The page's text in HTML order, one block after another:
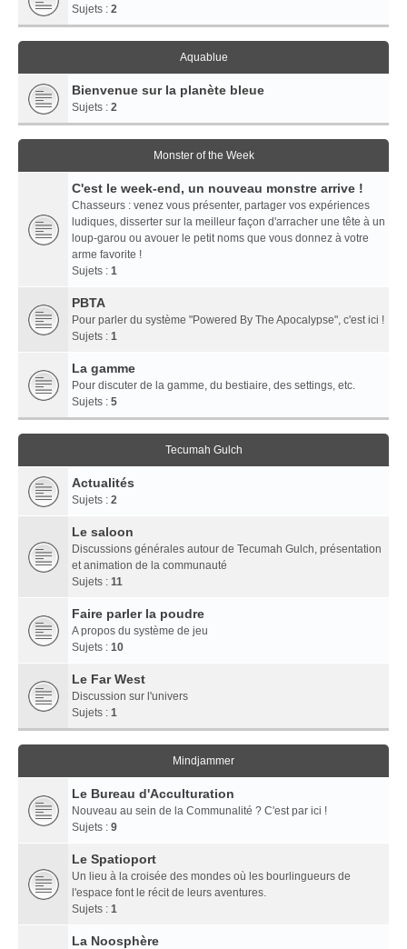
Sujets : 2
Aquablue
Bienvenue sur la planète bleue
Sujets : 2
Monster of the Week
C'est le week-end, un nouveau monstre arrive !
Chasseurs : venez vous présenter, partager vos expériences
ludiques, disserter sur la meilleur façon d'arracher une tête à un
loup-garou ou avouer le petit noms que vous donnez à votre
arme favorite !
Sujets : 1
PBTA
Pour parler du système "Powered By The Apocalypse", c'est ici !
Sujets : 1
La gamme
Pour discuter de la gamme, du bestiaire, des settings, etc.
Sujets : 5
Tecumah Gulch
Actualités
Sujets : 2
Le saloon
Discussions générales autour de Tecumah Gulch, présentation
et animation de la communauté
Sujets : 11
Faire parler la poudre
A propos du système de jeu
Sujets : 10
Le Far West
Discussion sur l'univers
Sujets : 1
Mindjammer
Le Bureau d'Acculturation
Nouveau au sein de la Communalité ? C'est par ici !
Sujets : 9
Le Spatioport
Un lieu à la croisée des mondes où les bourlingueurs de
l'espace font le récit de leurs aventures.
Sujets : 1
La Noosphère